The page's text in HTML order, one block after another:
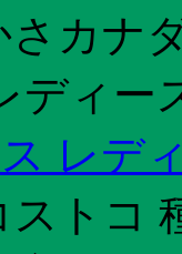
カナ
ディー
レデ
ストコ